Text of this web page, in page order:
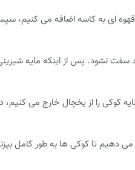
قهوه ای به کاسه اضافه می کنیم،
کوکی را از یخچال خارج می کنیم،